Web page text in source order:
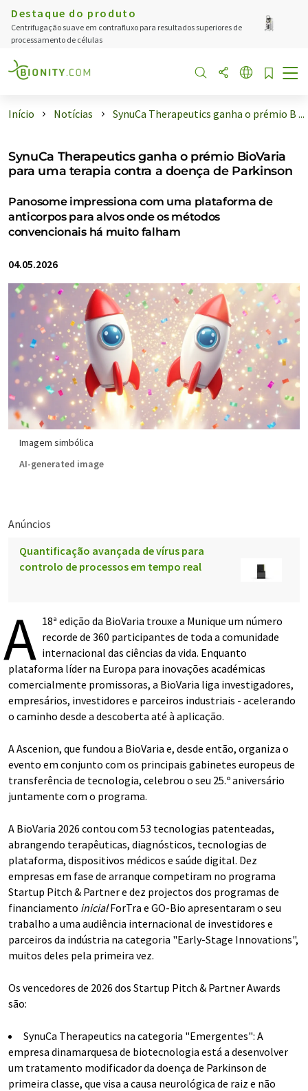
Destaque do produto
Centrifugação suave em contrafluxo para resultados superiores de
processamento de células
Início Notícias SynuCa Therapeutics ganha o prémio B ...
SynuCa Therapeutics ganha o prémio BioVaria
para uma terapia contra a doença de Parkinson
Panosome impressiona com uma plataforma de
anticorpos para alvos onde os métodos
convencionais há muito falham
04.05.2026
Imagem simbólica
AI-generated image
Anúncios
Quantificação avançada de vírus para
controlo de processos em tempo real
A 18ª edição da BioVaria trouxe a Munique um número
recorde de 360 participantes de toda a comunidade
internacional das ciências da vida. Enquanto
plataforma líder na Europa para inovações académicas
comercialmente promissoras, a BioVaria liga investigadores,
empresários, investidores e parceiros industriais - acelerando
o caminho desde a descoberta até à aplicação.
A Ascenion, que fundou a BioVaria e, desde então, organiza o
evento em conjunto com os principais gabinetes europeus de
transferência de tecnologia, celebrou o seu 25.º aniversário
juntamente com o programa.
A BioVaria 2026 contou com 53 tecnologias patenteadas,
abrangendo terapêuticas, diagnósticos, tecnologias de
plataforma, dispositivos médicos e saúde digital. Dez
empresas em fase de arranque competiram no programa
Startup Pitch & Partner e dez projectos dos programas de
financiamento inicialForTra e GO-Bio apresentaram o seu
trabalho a uma audiência internacional de investidores e
parceiros da indústria na categoria "Early-Stage Innovations",
muitos deles pela primeira vez.
Os vencedores de 2026 dos Startup Pitch & Partner Awards
são:
SynuCa Therapeutics na categoria "Emergentes": A
empresa dinamarquesa de biotecnologia está a desenvolver
um tratamento modificador da doença de Parkinson de
primeira classe, que visa a causa neurológica de raiz e não